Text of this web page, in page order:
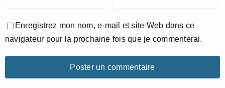
Enregistrez mon nom, e-mail et site Web dans ce
navigateur pour la prochaine fois que je commenterai.